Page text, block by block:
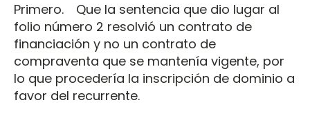
Primero. Que la sentencia que dio lugar al
folio número 2 resolvió un contrato de
financiación y no un contrato de
compraventa que se mantenía vigente, por
lo que procedería la inscripción de dominio a
favor del recurrente.